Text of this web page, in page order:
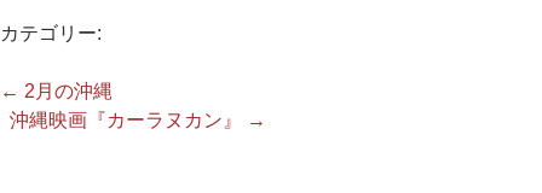
カテゴリー:
← 2月の沖縄
沖縄映画『カーラヌカン』
→